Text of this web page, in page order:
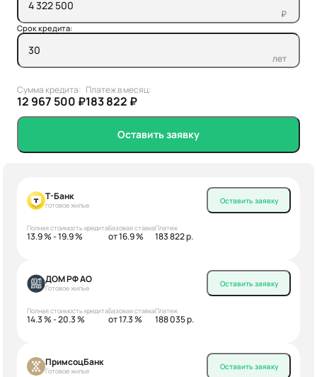
₽
Срок кредита:
лет
Сумма кредита:
12 967 500 ₽
Платеж в месяц:
183 822 ₽
Оставить заявку
Т-Банк
готовое жилье
Полная стоимость кредита
13.9 % - 19.9 %
Базовая ставка
от 16.9 %
Платеж
183 822 р.
Оставить заявку
ДОМ РФ АО
Готовое жилье
Полная стоимость кредита
14.3 % - 20.3 %
Базовая ставка
от 17.3 %
Платеж
188 035 р.
Оставить заявку
ПримсоцБанк
Готовое жилье Оставить заявку